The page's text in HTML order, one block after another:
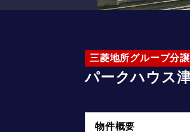
三菱地所グループ分譲
パークハウス
物件概要